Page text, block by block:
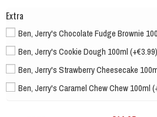
Extra
Ben, Jerry's Chocolate Fudge Brownie
Ben, Jerry's Cookie Dough 100ml (+€3.99)
Ben, Jerry's Strawberry Cheesecake
Ben, Jerry's Caramel Chew Chew 100ml